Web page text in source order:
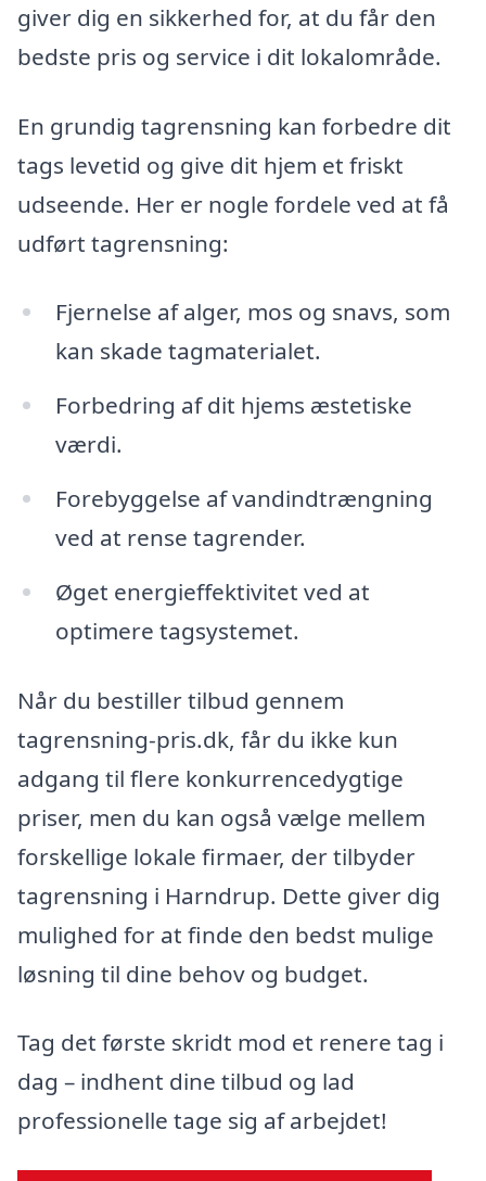
giver dig en sikkerhed for, at du får den
bedste pris og service i dit lokalområde.
En grundig tagrensning kan forbedre dit
tags levetid og give dit hjem et friskt
udseende. Her er nogle fordele ved at få
udført tagrensning:
Fjernelse af alger, mos og snavs, som
kan skade tagmaterialet.
Forbedring af dit hjems æstetiske
værdi.
Forebyggelse af vandindtrængning
ved at rense tagrender.
Øget energieffektivitet ved at
optimere tagsystemet.
Når du bestiller tilbud gennem
tagrensning-pris.dk, får du ikke kun
adgang til flere konkurrencedygtige
priser, men du kan også vælge mellem
forskellige lokale firmaer, der tilbyder
tagrensning i Harndrup. Dette giver dig
mulighed for at finde den bedst mulige
løsning til dine behov og budget.
Tag det første skridt mod et renere tag i
dag – indhent dine tilbud og lad
professionelle tage sig af arbejdet!